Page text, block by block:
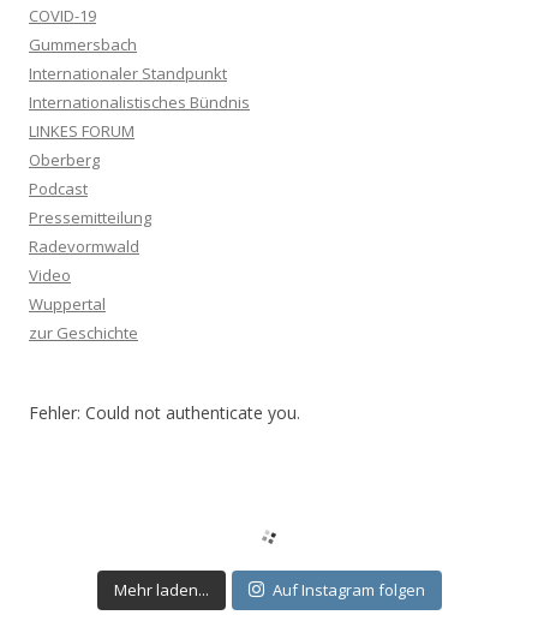
COVID-19
Gummersbach
Internationaler Standpunkt
Internationalistisches Bündnis
LINKES FORUM
Oberberg
Podcast
Pressemitteilung
Radevormwald
Video
Wuppertal
zur Geschichte
Fehler: Could not authenticate you.
Mehr laden... Auf Instagram folgen